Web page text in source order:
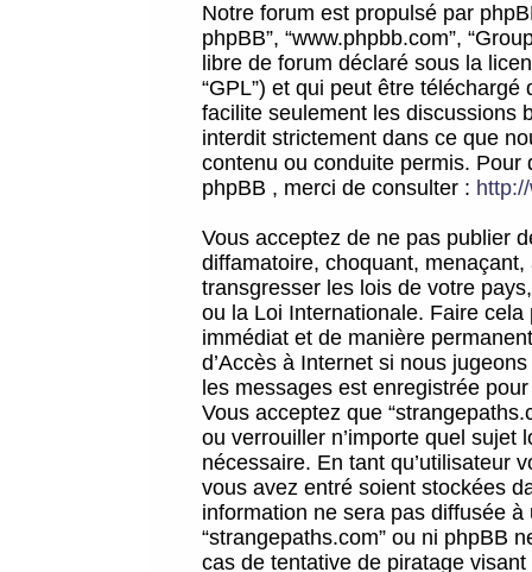
Notre forum est propulsé par
phpBB”, “www.phpbb.com”,
libre de forum déclaré sous la
“GPL”) et qui peut être téléchargé
facilite seulement les discussions
interdit strictement dans ce que
contenu ou conduite permis.
phpBB , merci de consulter :
Vous acceptez de ne pas publier
diffamatoire, choquant,
transgresser les lois de votre
ou la Loi Internationale. Faire
immédiat et de manière
d’Accès à Internet si nous
les messages est enregistrée
Vous acceptez que
ou verrouiller n’importe quel sujet
nécessaire. En tant qu’utilisateur
vous avez entré soient stockées
information ne sera pas diffusée
“strangepaths.com” ou ni phpBB
cas de tentative de piratage